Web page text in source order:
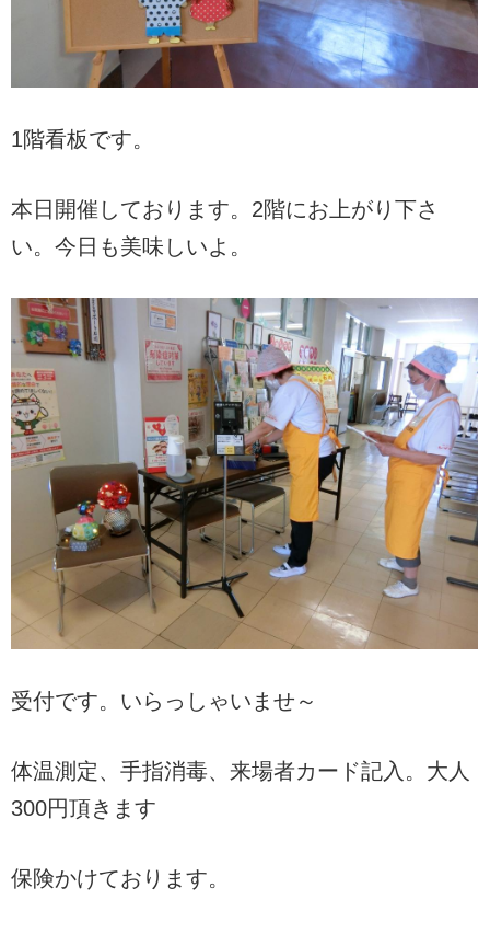
1階看板です。
本日開催しております。2階にお上がり下さ
い。今日も美味しいよ。
受付です。いらっしゃいませ～
体温測定、手指消毒、来場者カード記入。大人
300円頂きます
保険かけております。